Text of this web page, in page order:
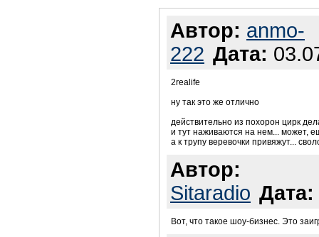
Автор: anmo-
222 Дата:
2realife
ну так это же отлично
действительно из похорон цирк
и тут наживаются на нем... может,
а к трупу веревочки привяжут...
Автор:
Sitaradio Дата:
Вот, что такое шоу-бизнес. Это